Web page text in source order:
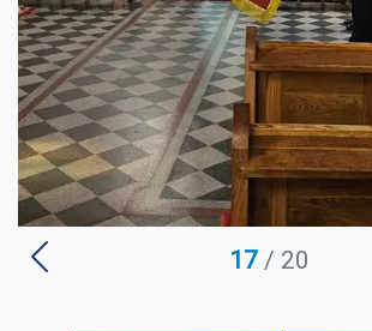
17 / 20